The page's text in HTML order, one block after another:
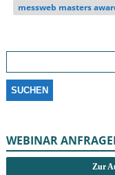
messweb masters
Suchen
WEBINAR
Zur